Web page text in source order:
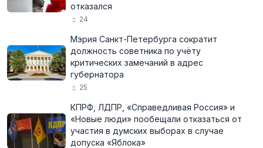
отказался
24
Мэрия Санкт-Петербурга сократит
должность советника по учёту
критических замечаний в адрес
губернатора
25
КПРФ, ЛДПР, «Справедливая Россия» и
«Новые люди» пообещали отказаться от
участия в думских выборах в случае
допуска «Яблока»